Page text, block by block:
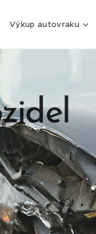
Výkup autovraku